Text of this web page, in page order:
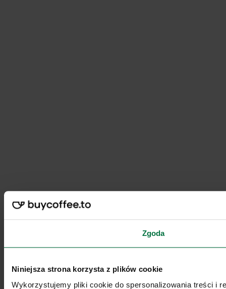
Zgoda
Niniejsza strona korzysta z plików cookie
Wykorzystujemy pliki cookie do spersonalizowania treści i